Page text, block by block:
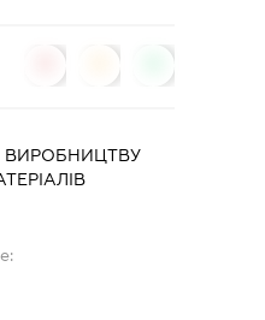
ВИРОБНИЦТВУ